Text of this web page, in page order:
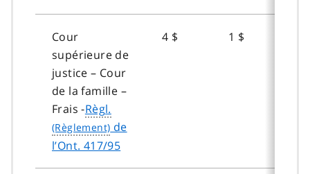
Cour
supérieure de
justice – Cour
de la famille –
Frais -Règl.
de
l’Ont. 417/95
4 $ 1 $